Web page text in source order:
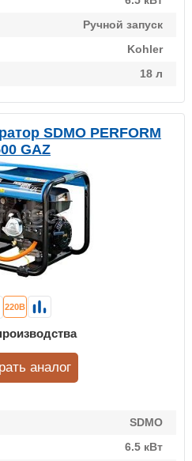
Ручной запуск
Kohler
18 л
SDMO PERFORM
GAZ
SDMO
6.5 кВт
220В
аналог